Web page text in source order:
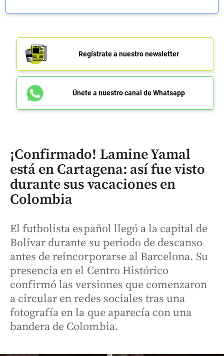
Regístrate a nuestro newsletter
Únete a nuestro canal de Whatsapp
¡Confirmado! Lamine Yamal
está en Cartagena: así fue visto
durante sus vacaciones en
Colombia
El futbolista español llegó a la capital de
Bolívar durante su periodo de descanso
antes de reincorporarse al Barcelona. Su
presencia en el Centro Histórico
confirmó las versiones que comenzaron
a circular en redes sociales tras una
fotografía en la que aparecía con una
bandera de Colombia.